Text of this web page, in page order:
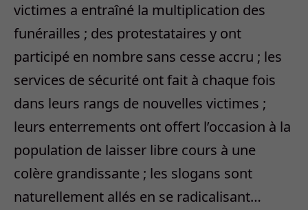
victimes a entraîné la multiplication des
funérailles ; des protestataires y ont
participé en nombre sans cesse accru ; les
services de sécurité ont fait à chaque fois
dans leurs rangs de nouvelles victimes ;
leurs enterrements ont offert l’occasion à la
population de laisser libre cours à une
colère grandissante ; les slogans sont
naturellement allés en se radicalisant…